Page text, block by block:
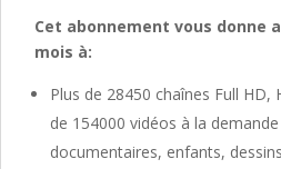
Cet abonnement vous donne
mois à:
Plus de 28450 chaînes Full HD,
de 154000 vidéos à la
documentaires, enfants,